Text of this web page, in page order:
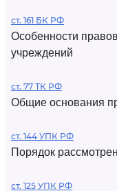
ст. 161 БК РФ
Особенности
учреждений
ст. 77 ТК РФ
Общие основания
ст. 144 УПК РФ
Порядок
ст. 125 УПК РФ